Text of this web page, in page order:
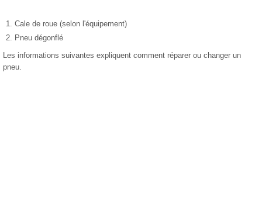
Cale de roue (selon l'équipement)
Pneu dégonflé
Les informations suivantes expliquent comment réparer ou changer un
pneu.